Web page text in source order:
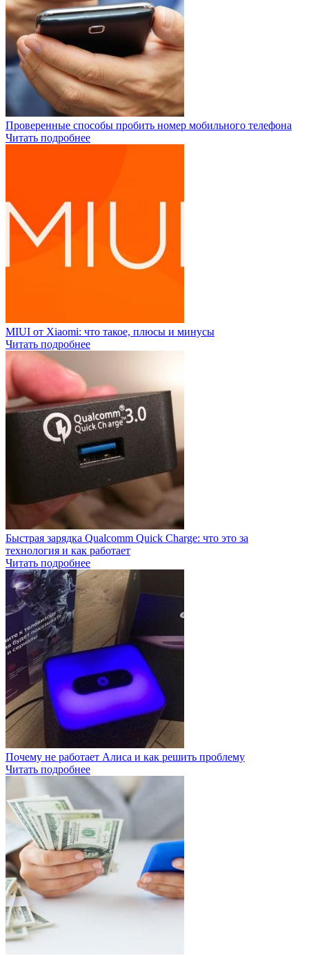
Проверенные способы пробить номер мобильного телефона
Читать подробнее
MIUI от Xiaomi: что такое, плюсы и минусы
Читать подробнее
Быстрая зарядка Qualcomm Quick Charge: что это за
технология и как работает
Читать подробнее
Почему не работает Алиса и как решить проблему
Читать подробнее